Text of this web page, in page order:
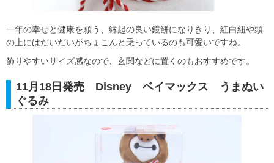
一年の幸せと健康を願う、縁起の良い鏡餅になりきり、紅白紐や頭
の上にはだいだいがちょこんと乗っているのも可愛いですね。
飾りやすいサイズ感なので、玄関などに置くのもおすすめです。
11月18日発売 Disney ベイマックス うまぬい
ぐるみ